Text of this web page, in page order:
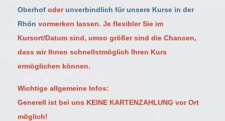
Oberhof oder unverbindlich für unsere Kurse in der
Rhön vormerken lassen. Je flexibler Sie im
Kursort/Datum sind, umso größer sind die Chancen,
dass wir Ihnen schnellstmöglich Ihren Kurs
ermöglichen können.
Wichtige allgemeine Infos:
Generell ist bei uns KEINE KARTENZAHLUNG vor Ort
möglich!